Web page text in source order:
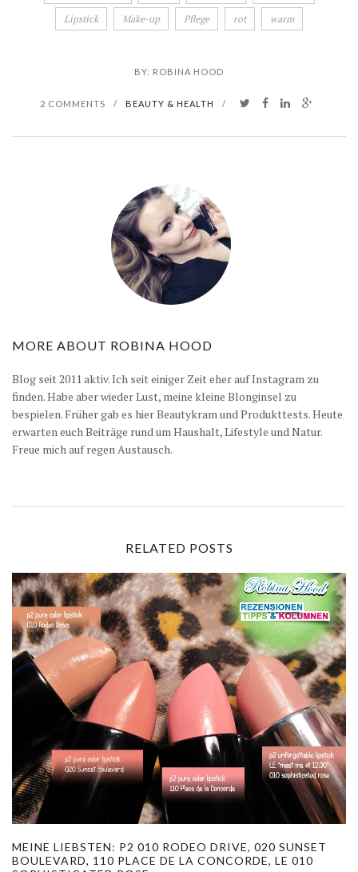
Lipstick Make-up Pflege rot warm
BY: ROBINA HOOD
2 COMMENTS / BEAUTY & HEALTH /
MORE ABOUT ROBINA HOOD
Blog seit 2011 aktiv. Ich seit einiger Zeit eher auf Instagram zu
finden. Habe aber wieder Lust, meine kleine Blonginsel zu
bespielen. Früher gab es hier Beautykram und Produkttests. Heute
erwarten euch Beiträge rund um Haushalt, Lifestyle und Natur.
Freue mich auf regen Austausch.
RELATED POSTS
MEINE LIEBSTEN: P2 010 RODEO DRIVE, 020 SUNSET
BOULEVARD, 110 PLACE DE LA CONCORDE, LE 010